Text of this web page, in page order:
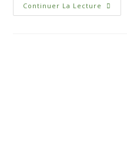
Continuer La Lecture